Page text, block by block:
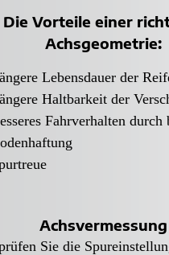
Die Vorteile einer
Achsgeometrie:
Lebensdauer der
Haltbarkeit der
Fahrverhalten durch
Achsvermessung
Sie die